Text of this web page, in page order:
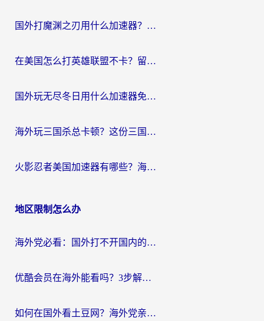
国外打魔渊之刃用什么加速器？2026海外玩家国服游戏加速全攻略（附闪耀暖暖&复苏的魔女避坑指南）
在美国怎么打英雄联盟不卡？留学生亲测的国服游戏加速全攻略
国外玩无尽冬日用什么加速器免费？海外党国服游戏加速避坑指南
海外玩三国杀总卡顿？这份三国杀游戏加速器指南帮你告别延迟烦恼
火影忍者美国加速器有哪些？海外党亲测的国服游戏加速全攻略（含菲律宾玩三国之刃守望黎明技巧）
地区限制怎么办
海外党必看：国外打不开国内的app怎么办？3步解决你的乡愁
优酷会员在海外能看吗？3步解决海外追剧难题，附实测好用加速器推荐
如何在国外看土豆网？海外党亲测有效的追剧加速器选择指南